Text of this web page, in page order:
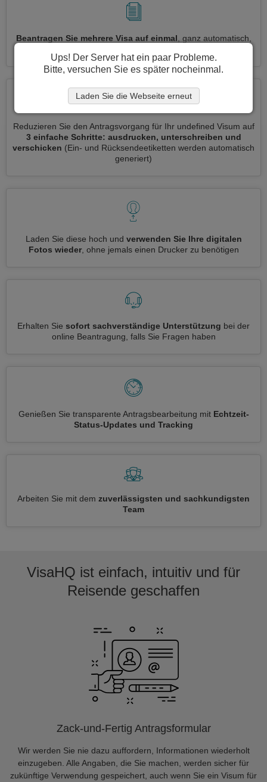
Beantragen Sie mehrere Visa auf einmal , ganz automatisch,
Reduzieren Sie den Antragsvorgang für Ihr undefined Visum auf
3 einfache Schritte: ausdrucken, unterschreiben und
verschicken (Ein- und Rücksendeetiketten werden automatisch
generiert)
Laden Sie diese hoch und verwenden Sie Ihre digitalen
Fotos wieder, ohne jemals einen Drucker zu benötigen
Erhalten Sie sofort sachverständige Unterstützung bei der
online Beantragung, falls Sie Fragen haben
Genießen Sie transparente Antragsbearbeitung mit Echtzeit-
Status-Updates und Tracking
Arbeiten Sie mit dem zuverlässigsten und sachkundigsten
Team
VisaHQ ist einfach, intuitiv und für
Reisende geschaffen
Zack-und-Fertig Antragsformular
Wir werden Sie nie dazu auffordern, Informationen wiederholt
einzugeben. Alle Angaben, die Sie machen, werden sicher für
zukünftige Verwendung gespeichert, auch wenn Sie ein Visum für
Ups! Der Server hat ein paar Probleme.
Bitte, versuchen Sie es später nocheinmal.
Laden Sie die Webseite erneut